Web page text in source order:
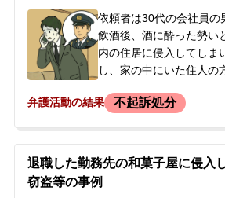
自首や被害者との示談を
事務所へ相談に来られま
依頼者は30代の会社員の
飲酒後、酒に酔った勢い
内の住居に侵入してしま
し、家の中にいた住人の
後、現場に警察官が臨場
考え、強い不安を覚えま
避し、示談にできないか
へ相談に来られました。
弁護活動の結果 不起訴処分
退職した勤務先の和菓子屋に侵入
窃盗等の事例